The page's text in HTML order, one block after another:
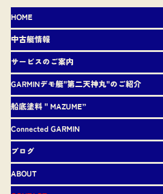
HOME
中古艇情報
サービスのご案内
GARMINデモ艇"第二天神丸"のご紹介
船底塗料＂MAZUME”
Connected GARMIN
ブログ
ABOUT